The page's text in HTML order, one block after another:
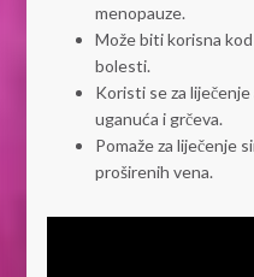
menopauze.
Može biti korisna
bolesti.
Koristi se za
uganuća i grčeva.
Pomaže za liječenje
proširenih vena.